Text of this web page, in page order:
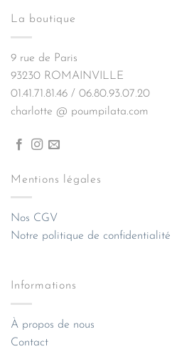
La boutique
9 rue de Paris
93230 ROMAINVILLE
01.41.71.81.46 / 06.80.93.07.20
charlotte @ poumpilata.com
Mentions légales
Nos CGV
Notre politique de confidentialité
Informations
À propos de nous
Contact